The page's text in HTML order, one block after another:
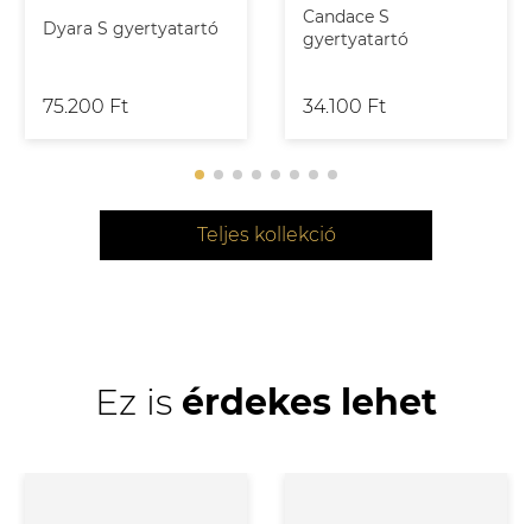
Dyara S gyertyatartó
75.200 Ft
Candace S
gyertyatartó
34.100 Ft
Teljes kollekció
Ez is érdekes lehet